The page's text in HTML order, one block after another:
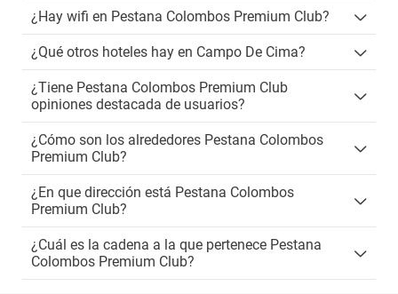
¿Hay wifi en Pestana Colombos Premium Club?
¿Qué otros hoteles hay en Campo De Cima?
¿Tiene Pestana Colombos Premium Club
opiniones destacada de usuarios?
¿Cómo son los alrededores Pestana Colombos
Premium Club?
¿En que dirección está Pestana Colombos
Premium Club?
¿Cuál es la cadena a la que pertenece Pestana
Colombos Premium Club?